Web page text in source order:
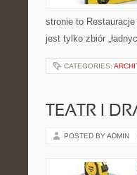
stronie to
jest tylko zbiór
CATEGORIES:
TEATR I
POSTED BY ADMIN